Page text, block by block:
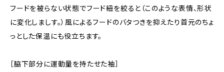
フードを被らない状態でフード紐を絞ると（このような表情、形状
に変化しましす。）風によるフードのバタつきを抑えたり首元のちょ
っとした保温にも役立ちます。
［脇下部分に運動量を持たせた袖］